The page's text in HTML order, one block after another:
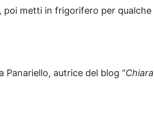
, poi metti in frigorifero per qualche
autrice del blog “Chiara